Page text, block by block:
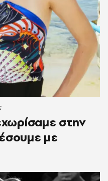
στην
με